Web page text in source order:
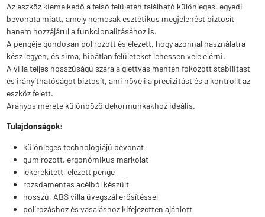
Az eszköz kiemelkedő a felső felületén található különleges, egyedi
bevonata miatt, amely nemcsak esztétikus megjelenést biztosít,
hanem hozzájárul a funkcionalitásához is.
A pengéje gondosan polírozott és élezett, hogy azonnal használatra
kész legyen, és sima, hibátlan felületeket lehessen vele elérni.
A villa teljes hosszúságú szára a glettvas mentén fokozott stabilitást
és irányíthatóságot biztosít, ami növeli a precizitást és a kontrollt az
eszköz felett.
Arányos mérete különböző dekormunkákhoz ideális.
Tulajdonságok:
különleges technológiájú bevonat
gumírozott, ergonómikus markolat
lekerekített, élezett penge
rozsdamentes acélból készült
hosszú, ABS villa üvegszál erősítéssel
polírozáshoz és vasaláshoz kifejezetten ajánlott